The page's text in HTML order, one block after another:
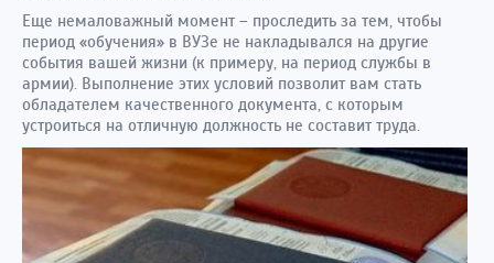
Еще немаловажный момент – проследить за тем, чтобы
период «обучения» в ВУЗе не накладывался на другие
события вашей жизни (к примеру, на период службы в
армии). Выполнение этих условий позволит вам стать
обладателем качественного документа, с которым
устроиться на отличную должность не составит труда.